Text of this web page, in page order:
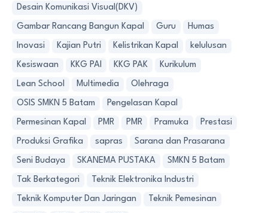
Desain Komunikasi Visual(DKV)
Gambar Rancang Bangun Kapal Guru Humas
Inovasi Kajian Putri Kelistrikan Kapal kelulusan
Kesiswaan KKG PAI KKG PAK Kurikulum
Lean School Multimedia Olehraga
OSIS SMKN 5 Batam Pengelasan Kapal
Permesinan Kapal PMR PMR Pramuka Prestasi
Produksi Grafika sapras Sarana dan Prasarana
Seni Budaya SKANEMA PUSTAKA SMKN 5 Batam
Tak Berkategori Teknik Elektronika Industri
Teknik Komputer Dan Jaringan Teknik Pemesinan